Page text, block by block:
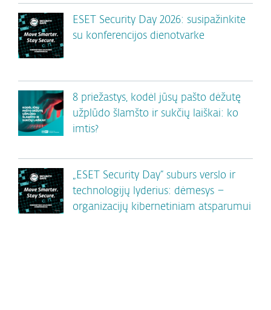
ESET Security Day 2026: susipažinkite
su konferencijos dienotvarke
8 priežastys, kodėl jūsų pašto dėžutę
užplūdo šlamšto ir sukčių laiškai: ko
imtis?
„ESET Security Day“ suburs verslo ir
technologijų lyderius: dėmesys –
organizacijų kibernetiniam atsparumui